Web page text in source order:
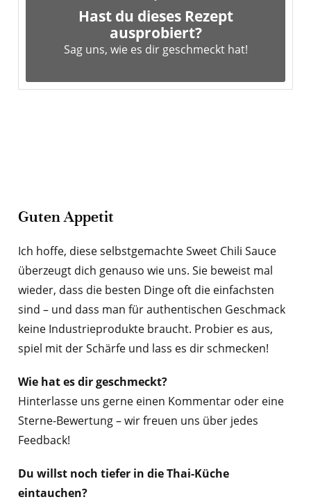
Hast du dieses Rezept
ausprobiert?
Sag uns, wie es dir geschmeckt hat!
Guten Appetit
Ich hoffe, diese selbstgemachte Sweet Chili Sauce
überzeugt dich genauso wie uns. Sie beweist mal
wieder, dass die besten Dinge oft die einfachsten
sind – und dass man für authentischen Geschmack
keine Industrieprodukte braucht. Probier es aus,
spiel mit der Schärfe und lass es dir schmecken!
Wie hat es dir geschmeckt?
Hinterlasse uns gerne einen Kommentar oder eine
Sterne-Bewertung – wir freuen uns über jedes
Feedback!
Du willst noch tiefer in die Thai-Küche
eintauchen?